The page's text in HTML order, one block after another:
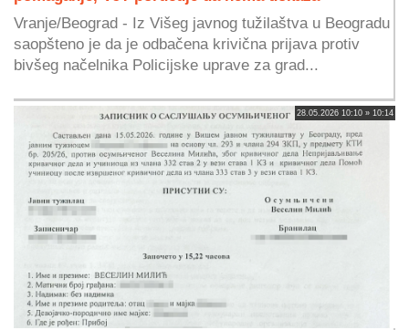
Vranje/Beograd - Iz Višeg javnog tužilaštva u Beogradu
saopšteno je da je odbačena krivična prijava protiv
bivšeg načelnika Policijske uprave za grad...
28.05.2026 10:10 » 10:14